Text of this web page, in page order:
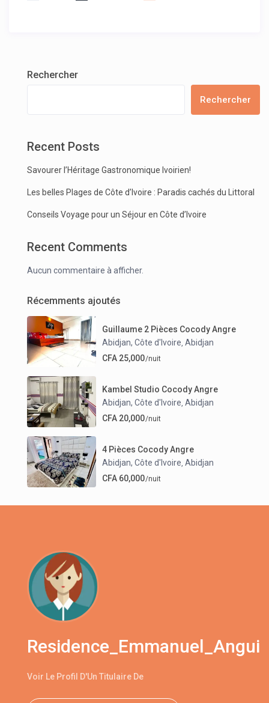
Rechercher
Rechercher
Recent Posts
Savourer l’Héritage Gastronomique Ivoirien!
Les belles Plages de Côte d’Ivoire : Paradis cachés du Littoral
Conseils Voyage pour un Séjour en Côte d’Ivoire
Recent Comments
Aucun commentaire à afficher.
Récemments ajoutés
Guillaume 2 Pièces Cocody Angre
Abidjan, Côte d'Ivoire ,Abidjan
CFA 25,000/nuit
Kambel Studio Cocody Angre
Abidjan, Côte d'Ivoire ,Abidjan
CFA 20,000/nuit
4 Pièces Cocody Angre
Abidjan, Côte d'Ivoire ,Abidjan
CFA 60,000/nuit
Residence_Emmanuel_Angui
Voir Le Profil D'Un Titulaire De